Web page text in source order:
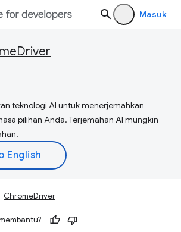
Masuk
teknologi AI untuk menerjemahkan
pilihan Anda. Terjemahan AI mungkin
ChromeDriver